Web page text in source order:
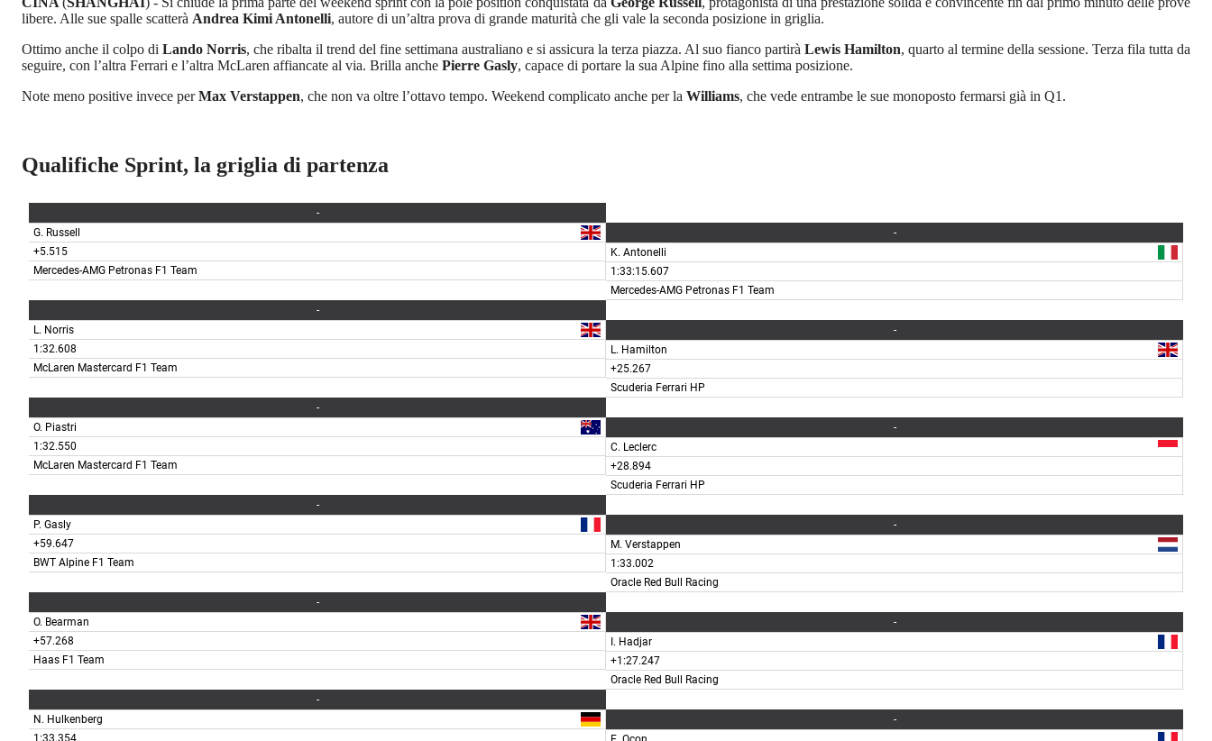
libere. Alle sue spalle scatterà Andrea Kimi Antonelli, autore di un’altra prova di grande maturità che gli vale la seconda posizione in griglia.
Ottimo anche il colpo di Lando Norris, che ribalta il trend del fine settimana australiano e si assicura la terza piazza. Al suo fianco partirà Lewis Hamilton, quarto al termine della sessione. Terza fila tutta da
seguire, con l’altra Ferrari e l’altra McLaren affiancate al via. Brilla anche Pierre Gasly, capace di portare la sua Alpine fino alla settima posizione.
Note meno positive invece perMax Verstappen, che non va oltre l’ottavo tempo. Weekend complicato anche per la Williams, che vede entrambe le sue monoposto fermarsi già in Q1.
Qualifiche Sprint, la griglia di partenza